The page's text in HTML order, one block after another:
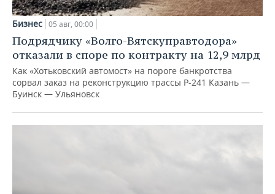
Бизнес 05 авг, 00:00
Подрядчику «Волго-Вятскуправтодора»
отказали в споре по контракту на 12,9 млрд
Как «Хотьковский автомост» на пороге банкротства
сорвал заказ на реконструкцию трассы Р‑241 Казань —
Буинск — Ульяновск